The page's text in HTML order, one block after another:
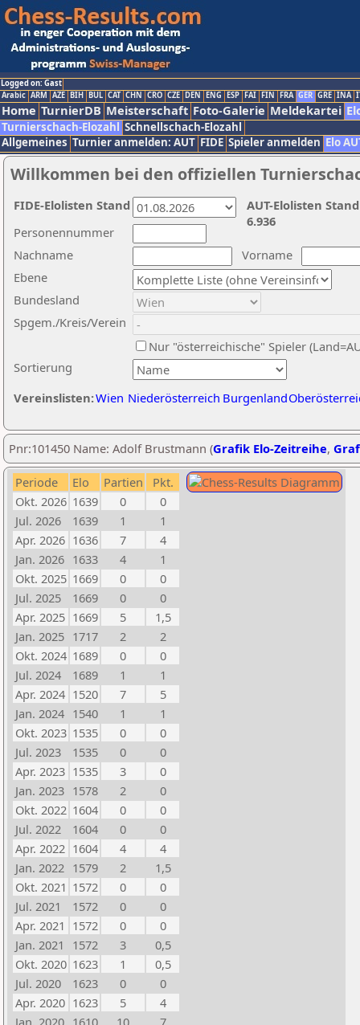
Logged on: Gast
Arabic ARM AZE BIH BUL CAT CHN CRO CZE DEN ENG ESP FAI FIN FRA GER GRE INA
Home TurnierDB Meisterschaft Foto-Galerie Meldekartei
Turnierschach-Elozahl Schnellschach-Elozahl
Allgemeines Turnier anmelden: AUT FIDE Spieler anmelden Elo
Willkommen bei den offiziellen
Nachname
Vorname
Ebene
Sortierung
Personennummer
Bundesland
Spgem./Kreis/Verein
Nur "österreichische" Spieler
Vereinslisten:Wien Niederösterreich Burgenland
AUT-Elolisten
6.936
FIDE-Elolisten Stand
Pnr:101450 Name: Adolf Brustmann (Grafik Elo-Zeitreihe,
Periode Elo Partien
Pkt.
Okt. 2026 1639 0
0
Jul. 2026
1639 1
1
Apr. 2026 1636 7
4
Jan. 2026 1633 4
1
Okt. 2025 1669 0
0
Jul. 2025
1669 0
0
Apr. 2025 1669 5
1,5
Jan. 2025 1717 2
2
Okt. 2024 1689 0
0
Jul. 2024
1689 1
1
Apr. 2024 1520 7
5
Jan. 2024 1540 1
1
Okt. 2023 1535 0
0
Jul. 2023
1535 0
0
Apr. 2023 1535 3
0
Jan. 2023 1578 2
0
Okt. 2022 1604 0
0
Jul. 2022
1604 0
0
Apr. 2022 1604 4
4
Jan. 2022 1579 2
1,5
Okt. 2021 1572 0
0
Jul. 2021
1572 0
0
Apr. 2021 1572 0
0
Jan. 2021
1572 3
0,5
Okt. 2020 1623 1
0,5
Jul. 2020
1623 0
0
Apr. 2020 1623 5
4
Jan. 2020 1610 10
7